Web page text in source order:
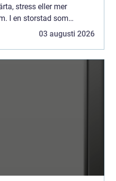
stress eller mer
I en storstad som
högt och vardagen ofta
03 augusti 2026